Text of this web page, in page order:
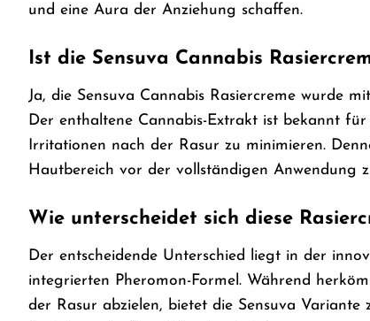
und eine Aura der Anziehung schaffen.
Ist die Sensuva Cannabis
Ja, die Sensuva Cannabis Rasiercreme wurde
Der enthaltene Cannabis-Extrakt ist bekannt
Irritationen nach der Rasur zu minimieren.
Hautbereich vor der vollständigen Anwendung
Wie unterscheidet sich diese
Der entscheidende Unterschied liegt in der
integrierten Pheromon-Formel. Während
der Rasur abzielen, bietet die Sensuva